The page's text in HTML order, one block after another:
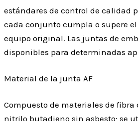
estándares de control de calidad
cada conjunto cumpla o supere
equipo original. Las juntas de
disponibles para determinadas
Material de la junta AF
Compuesto de materiales de
nitrilo butadieno sin asbesto; se